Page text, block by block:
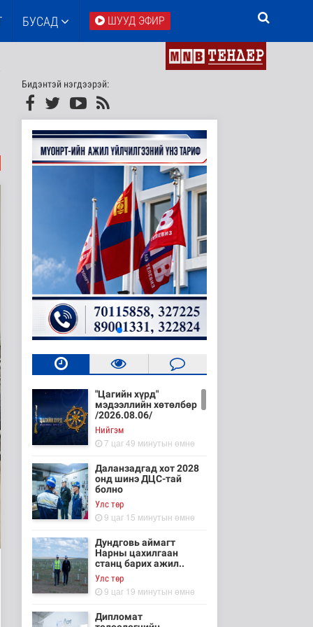
БУСАД ШУУД ЭФИР
Бидэнтэй нэгдээрэй:
"Цагийн хүрд"
мэдээллийн хөтөлбөр
/2026.08.06/
Нийгэм
7 цаг 49 минутын өмнө
Даланзадгад хот 2028
онд шинэ ДЦС-тай
болно
Улс төр
9 цаг 15 минутын өмнө
Дундговь аймагт
Нарны цахилгаан
станц барих ажил..
Улс төр
9 цаг 19 минутын өмнө
Дипломат